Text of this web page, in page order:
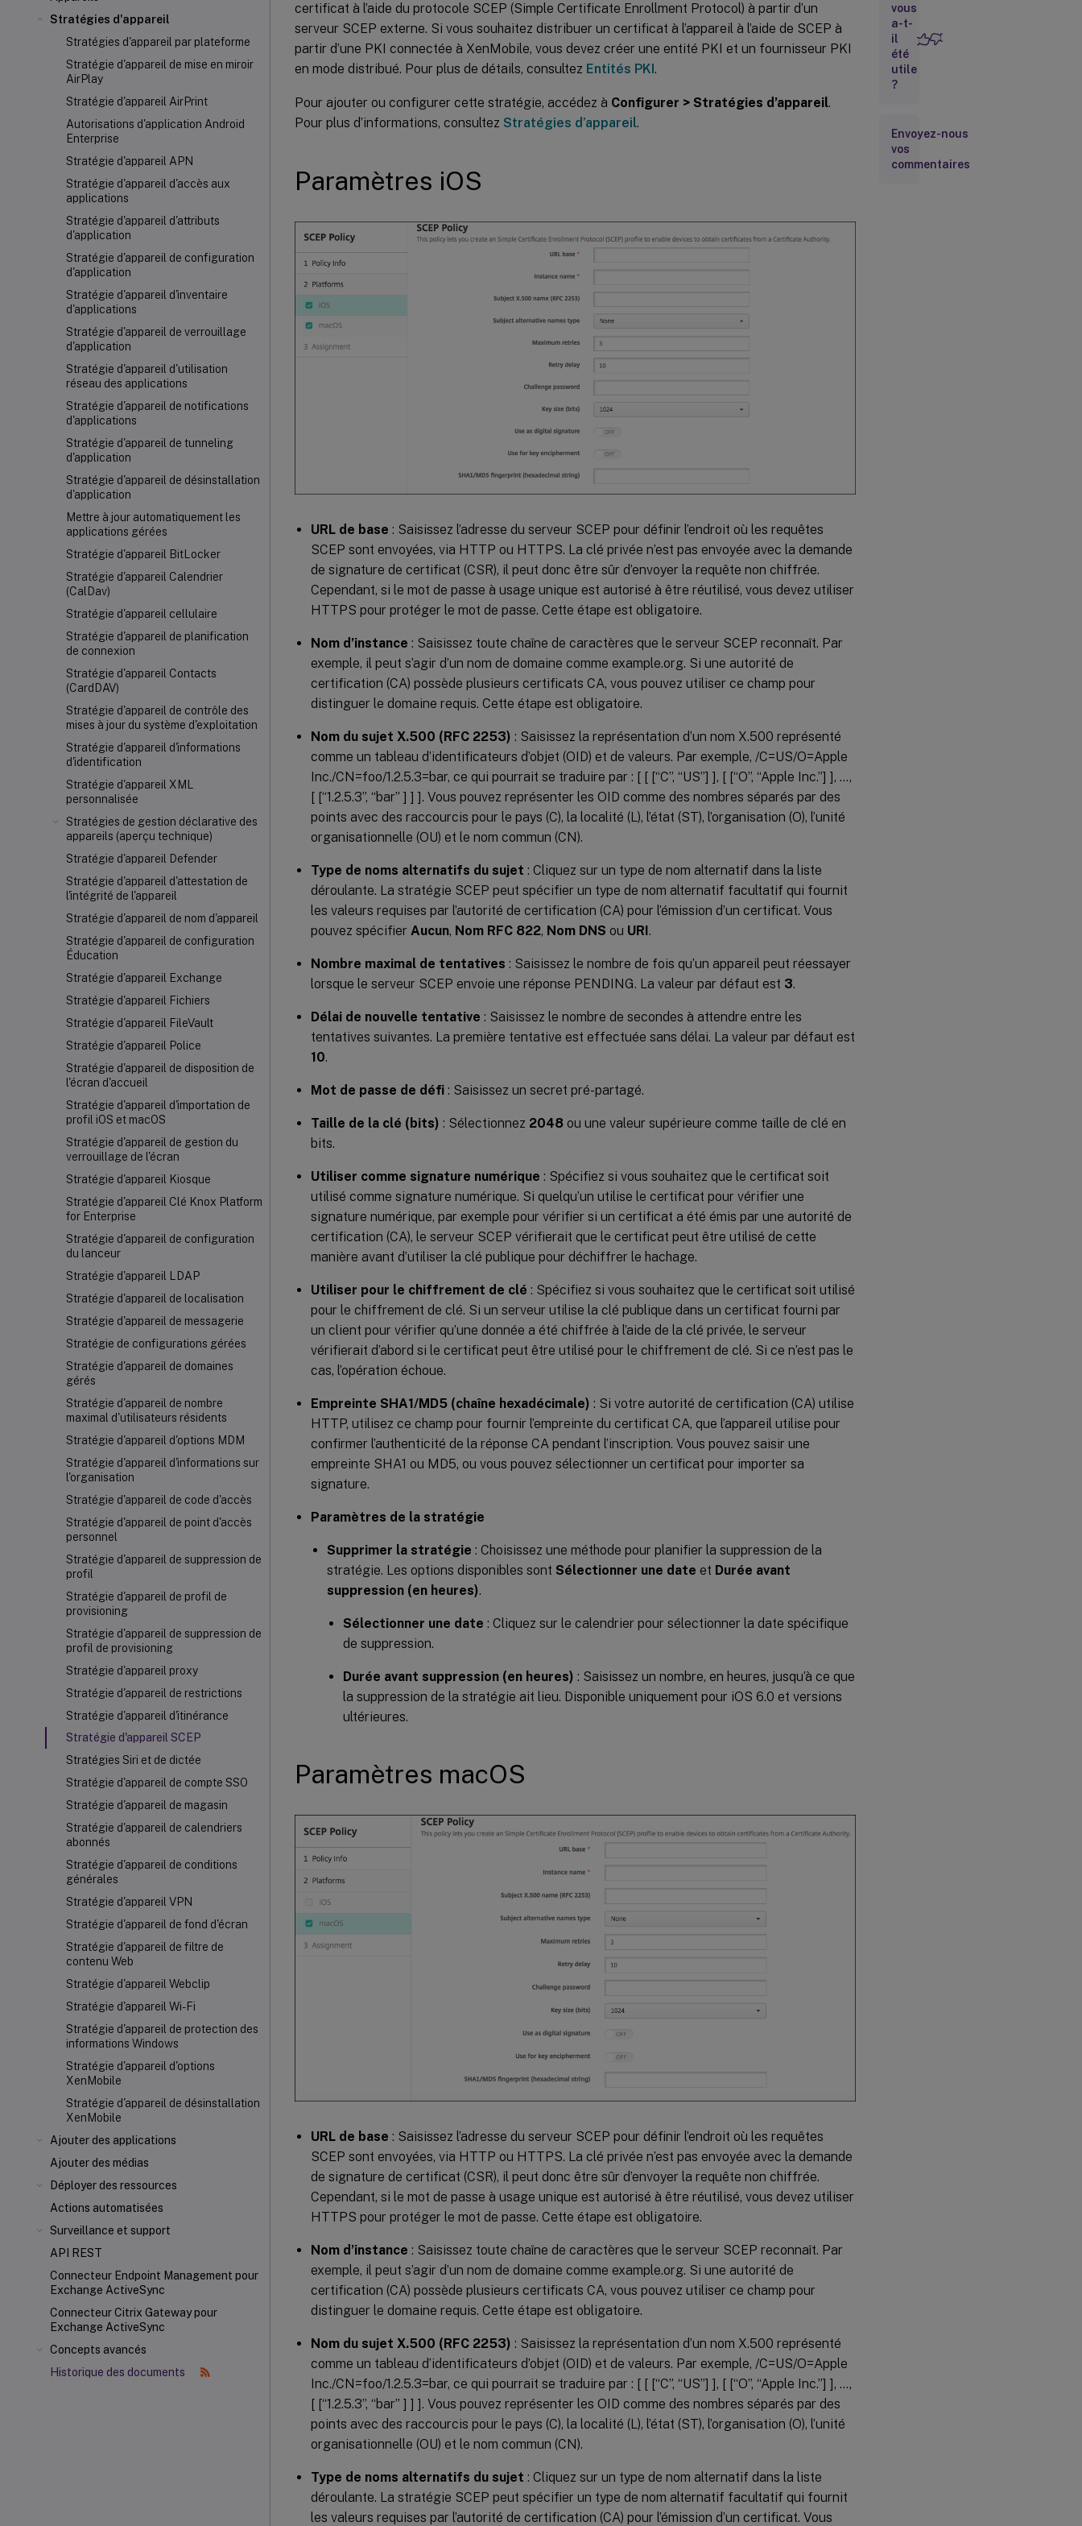
Stratégies d'appareil
Stratégies d'appareil par plateforme
Stratégie d'appareil de mise en miroir
AirPlay
Stratégie d'appareil AirPrint
Autorisations d'application Android
Enterprise
Stratégie d'appareil APN
Stratégie d'appareil d'accès aux
applications
Stratégie d'appareil d'attributs
d'application
Stratégie d'appareil de configuration
d'application
Stratégie d'appareil d'inventaire
d'applications
Stratégie d'appareil de verrouillage
d'application
Stratégie d'appareil d'utilisation
réseau des applications
Stratégie d'appareil de notifications
d'applications
Stratégie d'appareil de tunneling
d'application
Stratégie d'appareil de désinstallation
d'application
Mettre à jour automatiquement les
applications gérées
Stratégie d'appareil BitLocker
Stratégie d'appareil Calendrier
(CalDav)
Stratégie d'appareil cellulaire
Stratégie d'appareil de planification
de connexion
Stratégie d'appareil Contacts
(CardDAV)
Stratégie d'appareil de contrôle des
mises à jour du système d'exploitation
Stratégie d'appareil d'informations
d'identification
Stratégie d'appareil XML
personnalisée
Stratégies de gestion déclarative des
appareils (aperçu technique)
Stratégie d'appareil Defender
Stratégie d'appareil d'attestation de
l'intégrité de l'appareil
Stratégie d'appareil de nom d'appareil
Stratégie d'appareil de configuration
Éducation
Stratégie d'appareil Exchange
Stratégie d'appareil Fichiers
Stratégie d'appareil FileVault
Stratégie d'appareil Police
Stratégie d'appareil de disposition de
l'écran d'accueil
Stratégie d'appareil d'importation de
profil iOS et macOS
Stratégie d'appareil de gestion du
verrouillage de l'écran
Stratégie d'appareil Kiosque
Stratégie d'appareil Clé Knox Platform
for Enterprise
Stratégie d'appareil de configuration
du lanceur
Stratégie d'appareil LDAP
Stratégie d'appareil de localisation
Stratégie d'appareil de messagerie
Stratégie de configurations gérées
Stratégie d'appareil de domaines
gérés
Stratégie d'appareil de nombre
maximal d'utilisateurs résidents
Stratégie d'appareil d'options MDM
Stratégie d'appareil d'informations sur
l'organisation
Stratégie d'appareil de code d'accès
Stratégie d'appareil de point d'accès
personnel
Stratégie d'appareil de suppression de
profil
Stratégie d'appareil de profil de
provisioning
Stratégie d'appareil de suppression de
profil de provisioning
Stratégie d'appareil proxy
Stratégie d'appareil de restrictions
Stratégie d'appareil d'itinérance
Stratégie d'appareil SCEP
Stratégies Siri et de dictée
Stratégie d'appareil de compte SSO
Stratégie d'appareil de magasin
Stratégie d'appareil de calendriers
abonnés
Stratégie d'appareil de conditions
générales
Stratégie d'appareil VPN
Stratégie d'appareil de fond d'écran
Stratégie d'appareil de filtre de
contenu Web
Stratégie d'appareil Webclip
Stratégie d'appareil Wi-Fi
Stratégie d'appareil de protection des
informations Windows
Stratégie d'appareil d'options
XenMobile
Stratégie d'appareil de désinstallation
XenMobile
Ajouter des applications
Ajouter des médias
Déployer des ressources
Actions automatisées
Surveillance et support
API REST
Connecteur Endpoint Management pour
Exchange ActiveSync
Connecteur Citrix Gatewaypour
Exchange ActiveSync
Concepts avancés
Historique des documents
certificat à l’aide du protocole SCEP (Simple Certificate Enrollment Protocol) à partir d’un
serveur SCEP externe. Si vous souhaitez distribuer un certificat à l’appareil à l’aide de SCEP à
partir d’une PKI connectée à XenMobile, vous devez créer une entité PKI et un fournisseur PKI
en mode distribué. Pour plus de détails, consultez Entités PKI.
Pour ajouter ou configurer cette stratégie, accédez à Configurer > Stratégies d’appareil.
Pour plus d’informations, consultez Stratégies d’appareil.
Paramètres iOS
URL de base : Saisissez l’adresse du serveur SCEP pour définir l’endroit où les requêtes
SCEP sont envoyées, via HTTP ou HTTPS. La clé privée n’est pas envoyée avec la demande
de signature de certificat (CSR), il peut donc être sûr d’envoyer la requête non chiffrée.
Cependant, si le mot de passe à usage unique est autorisé à être réutilisé, vous devez utiliser
HTTPS pour protéger le mot de passe. Cette étape est obligatoire.
Nom d’instance : Saisissez toute chaîne de caractères que le serveur SCEP reconnaît. Par
exemple, il peut s’agir d’un nom de domaine comme example.org. Si une autorité de
certification (CA) possède plusieurs certificats CA, vous pouvez utiliser ce champ pour
distinguer le domaine requis. Cette étape est obligatoire.
Nom du sujet X.500 (RFC 2253) : Saisissez la représentation d’un nom X.500 représenté
comme un tableau d’identificateurs d’objet (OID) et de valeurs. Par exemple, /C=US/O=Apple
Inc./CN=foo/1.2.5.3=bar, ce qui pourrait se traduire par : [ [ [“C”, “US”] ], [ [“O”, “Apple Inc.”] ], …,
[ [“1.2.5.3”, “bar” ] ] ]. Vous pouvez représenter les OID comme des nombres séparés par des
points avec des raccourcis pour le pays (C), la localité (L), l’état (ST), l’organisation (O), l’unité
organisationnelle (OU) et le nom commun (CN).
Type de noms alternatifs du sujet : Cliquez sur un type de nom alternatif dans la liste
déroulante. La stratégie SCEP peut spécifier un type de nom alternatif facultatif qui fournit
les valeurs requises par l’autorité de certification (CA) pour l’émission d’un certificat. Vous
pouvez spécifier Aucun, Nom RFC 822, Nom DNS ou URI.
Nombre maximal de tentatives : Saisissez le nombre de fois qu’un appareil peut réessayer
lorsque le serveur SCEP envoie une réponse PENDING. La valeur par défaut est 3.
Délai de nouvelle tentative : Saisissez le nombre de secondes à attendre entre les
tentatives suivantes. La première tentative est effectuée sans délai. La valeur par défaut est
10.
Mot de passe de défi : Saisissez un secret pré-partagé.
Taille de la clé (bits) : Sélectionnez 2048 ou une valeur supérieure comme taille de clé en
bits.
Utiliser comme signature numérique : Spécifiez si vous souhaitez que le certificat soit
utilisé comme signature numérique. Si quelqu’un utilise le certificat pour vérifier une
signature numérique, par exemple pour vérifier si un certificat a été émis par une autorité de
certification (CA), le serveur SCEP vérifierait que le certificat peut être utilisé de cette
manière avant d’utiliser la clé publique pour déchiffrer le hachage.
Utiliser pour le chiffrement de clé : Spécifiez si vous souhaitez que le certificat soit utilisé
pour le chiffrement de clé. Si un serveur utilise la clé publique dans un certificat fourni par
un client pour vérifier qu’une donnée a été chiffrée à l’aide de la clé privée, le serveur
vérifierait d’abord si le certificat peut être utilisé pour le chiffrement de clé. Si ce n’est pas le
cas, l’opération échoue.
Empreinte SHA1/MD5 (chaîne hexadécimale) : Si votre autorité de certification (CA) utilise
HTTP, utilisez ce champ pour fournir l’empreinte du certificat CA, que l’appareil utilise pour
confirmer l’authenticité de la réponse CA pendant l’inscription. Vous pouvez saisir une
empreinte SHA1 ou MD5, ou vous pouvez sélectionner un certificat pour importer sa
signature.
Paramètres de la stratégie
Supprimer la stratégie : Choisissez une méthode pour planifier la suppression de la
stratégie. Les options disponibles sont Sélectionner une date et Durée avant
suppression (en heures).
Sélectionner une date : Cliquez sur le calendrier pour sélectionner la date spécifique
de suppression.
Durée avant suppression (en heures) : Saisissez un nombre, en heures, jusqu’à ce que
la suppression de la stratégie ait lieu. Disponible uniquement pour iOS 6.0 et versions
ultérieures.
Paramètres macOS
URL de base : Saisissez l’adresse du serveur SCEP pour définir l’endroit où les requêtes
SCEP sont envoyées, via HTTP ou HTTPS. La clé privée n’est pas envoyée avec la demande
de signature de certificat (CSR), il peut donc être sûr d’envoyer la requête non chiffrée.
Cependant, si le mot de passe à usage unique est autorisé à être réutilisé, vous devez utiliser
HTTPS pour protéger le mot de passe. Cette étape est obligatoire.
Nom d’instance : Saisissez toute chaîne de caractères que le serveur SCEP reconnaît. Par
exemple, il peut s’agir d’un nom de domaine comme example.org. Si une autorité de
certification (CA) possède plusieurs certificats CA, vous pouvez utiliser ce champ pour
distinguer le domaine requis. Cette étape est obligatoire.
Nom du sujet X.500 (RFC 2253) : Saisissez la représentation d’un nom X.500 représenté
comme un tableau d’identificateurs d’objet (OID) et de valeurs. Par exemple, /C=US/O=Apple
Inc./CN=foo/1.2.5.3=bar, ce qui pourrait se traduire par : [ [ [“C”, “US”] ], [ [“O”, “Apple Inc.”] ], …,
[ [“1.2.5.3”, “bar” ] ] ]. Vous pouvez représenter les OID comme des nombres séparés par des
points avec des raccourcis pour le pays (C), la localité (L), l’état (ST), l’organisation (O), l’unité
organisationnelle (OU) et le nom commun (CN).
Type de noms alternatifs du sujet : Cliquez sur un type de nom alternatif dans la liste
déroulante. La stratégie SCEP peut spécifier un type de nom alternatif facultatif qui fournit
les valeurs requises par l’autorité de certification (CA) pour l’émission d’un certificat. Vous
vous
a-t-
il
été
utile
?
Envoyez-nous
vos
commentaires